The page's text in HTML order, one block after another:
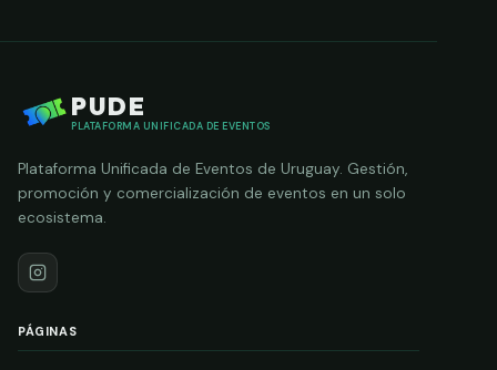
PUDE
PLATAFORMA UNIFICADA DE EVENTOS
Plataforma Unificada de Eventos de Uruguay. Gestión,
promoción y comercialización de eventos en un solo
ecosistema.
PÁGINAS